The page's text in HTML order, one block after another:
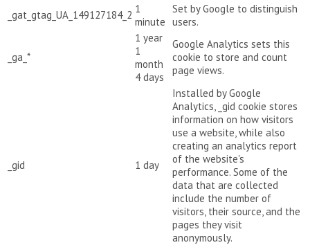
_gat_gtag_UA_149127184_2 1
minute
Set by Google to distinguish
users.
_ga_*
1 year
1
month
4 days
Google Analytics sets this
cookie to store and count
page views.
_gid 1 day
Installed by Google
Analytics, _gid cookie stores
information on how visitors
use a website, while also
creating an analytics report
of the website's
performance. Some of the
data that are collected
include the number of
visitors, their source, and the
pages they visit
anonymously.